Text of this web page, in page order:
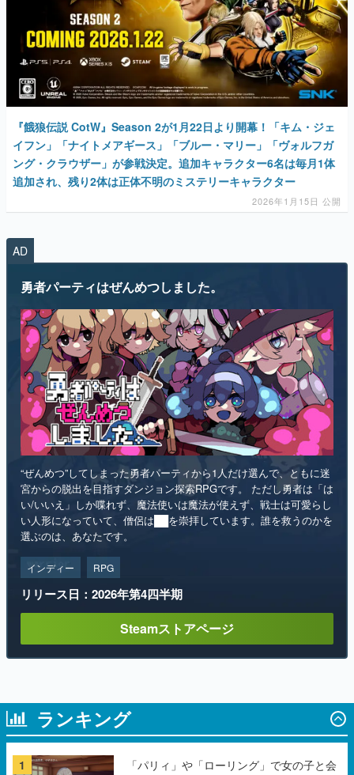
アプリレビュー
その他
電ファミニコゲーマーとは？
運営：株式会社マレ
『餓狼伝説 CotW』Season 2が1月22日より開幕！「キム・ジェ
イフン」「ナイトメアギース」「ブルー・マリー」「ヴォルフガ
ング・クラウザー」が参戦決定。追加キャラクター6名は毎月1体
追加され、残り2体は正体不明のミステリーキャラクター
2026年1月15日 公開
AD
勇者パーティはぜんめつしました。
“ぜんめつ”してしまった勇者パーティから1人だけ選んで、ともに迷
宮からの脱出を目指すダンジョン探索RPGです。 ただし勇者は「は
い/いいえ」しか喋れず、魔法使いは魔法が使えず、戦士は可愛らし
い人形になっていて、僧侶は██を崇拝しています。誰を救うのかを
選ぶのは、あなたです。
インディー RPG
リリース日：2026年第4四半期
Steamストアページ
ランキング
1
「パリィ」や「ローリング」で女の子と会